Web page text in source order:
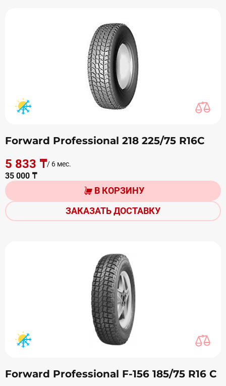
Forward Professional 218 225/75 R16С
5 833 ₸/ 6 мес.
35 000 ₸
В КОРЗИНУ
ЗАКАЗАТЬ ДОСТАВКУ
Forward Professional F-156 185/75 R16 С